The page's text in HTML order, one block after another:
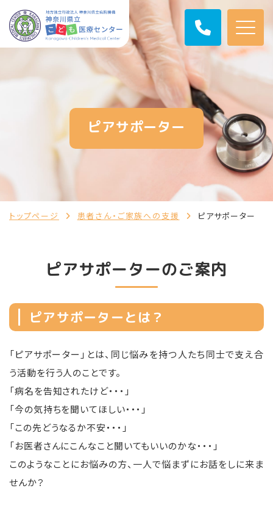
ピアサポーター
トップページ 患者さん・ご家族への支援 ピアサポーター
ピアサポーターのご案内
ピアサポーターとは？
「ピアサポーター」とは、同じ悩みを持つ人たち同士で支え合
う活動を行う人のことです。
「病名を告知されたけど・・・」
「今の気持ちを聞いてほしい・・・」
「この先どうなるか不安・・・」
「お医者さんにこんなこと聞いてもいいのかな・・・」
このようなことにお悩みの方、一人で悩まずにお話をしに来ま
せんか？